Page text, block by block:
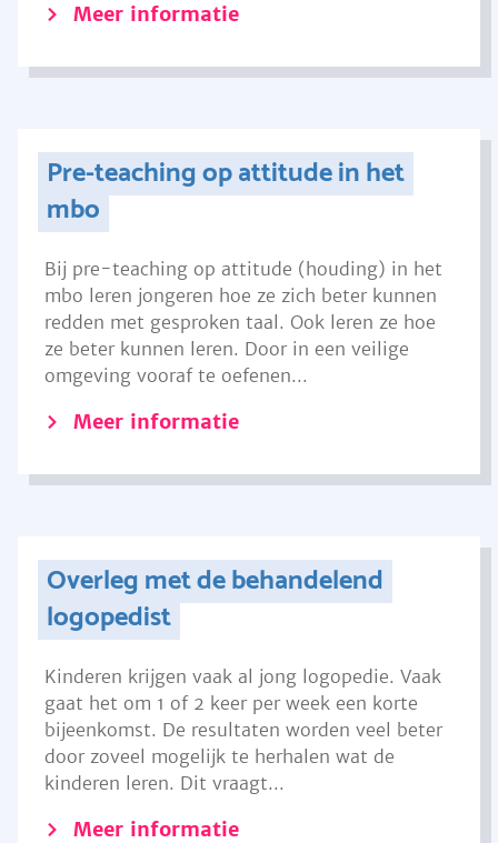
Meer informatie
Pre-teaching op attitude in het
mbo
Bij pre-teaching op attitude (houding) in het
mbo leren jongeren hoe ze zich beter kunnen
redden met gesproken taal. Ook leren ze hoe
ze beter kunnen leren. Door in een veilige
omgeving vooraf te oefenen...
Meer informatie
Overleg met de behandelend
logopedist
Kinderen krijgen vaak al jong logopedie. Vaak
gaat het om 1 of 2 keer per week een korte
bijeenkomst. De resultaten worden veel beter
door zoveel mogelijk te herhalen wat de
kinderen leren. Dit vraagt...
Meer informatie